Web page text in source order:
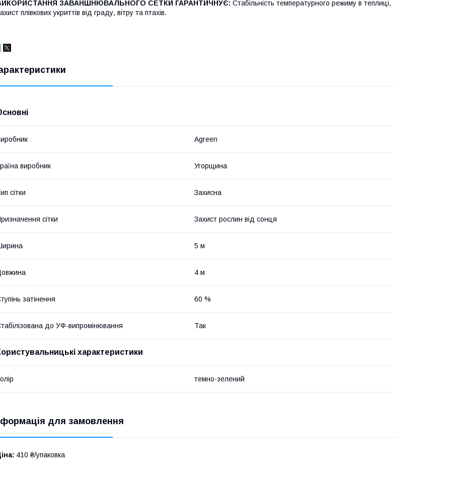
ЗАВАНШНЮВАЛЬНОГО СЕТКИ ГАРАНТИЧНУЄ: Стабільність температурного режиму в теплиці,
плівкових укриттів від граду, вітру та птахів.
Agreen
виробник Угорщина
сітки Захисна
сітки Захист рослин від сонця
5 м
4 м
затінення 60 %
до УФ-випромінювання Так
характеристики
темно-зелений
для замовлення
410 ₴/упаковка